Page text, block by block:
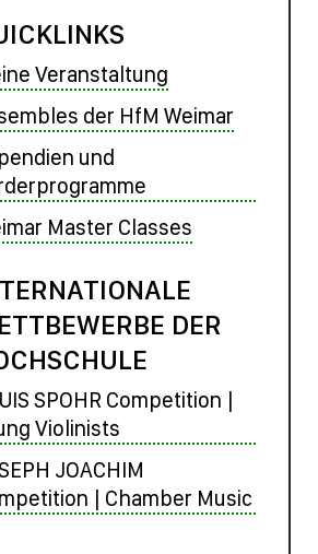
Veranstaltung
der HfM Weimar
und
Master Classes
DER
SPOHR Competition |
Violinists
JOACHIM
| Chamber Music